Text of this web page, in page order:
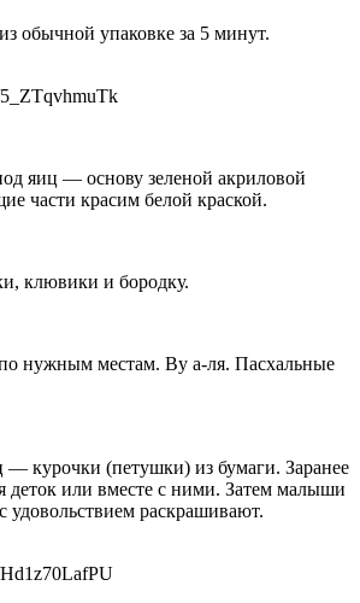
обычной упаковке за 5 минут.
яиц — основу зеленой акриловой
части красим белой краской.
клювики и бородку.
нужным местам. Ву а-ля. Пасхальные
— курочки (петушки) из бумаги. Заранее
деток или вместе с ними. Затем малыши
удовольствием раскрашивают.